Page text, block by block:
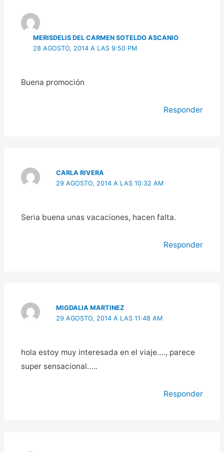
MERISDELIS DEL CARMEN SOTELDO ASCANIO
28 AGOSTO, 2014 A LAS 9:50 PM
Buena promoción
Responder
CARLA RIVERA
29 AGOSTO, 2014 A LAS 10:32 AM
Seria buena unas vacaciones, hacen falta.
Responder
MIGDALIA MARTINEZ
29 AGOSTO, 2014 A LAS 11:48 AM
hola estoy muy interesada en el viaje…., parece
super sensacional…..
Responder